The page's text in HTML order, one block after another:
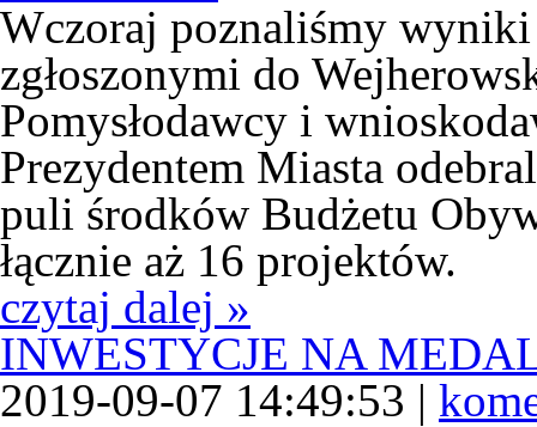
Wczoraj poznaliśmy wyniki
zgłoszonymi do
Pomysłodawcy i
Prezydentem Miasta
puli środków Budżetu
łącznie aż 16 projektów.
czytaj dalej »
INWESTYCJE NA
2019-09-07 14:49:53 |